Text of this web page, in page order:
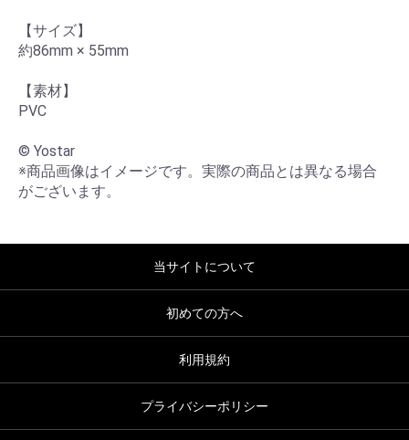
【サイズ】
約86mm × 55mm
【素材】
PVC
© Yostar
※商品画像はイメージです。実際の商品とは異なる場合
がございます。
当サイトについて
初めての方へ
利用規約
プライバシーポリシー